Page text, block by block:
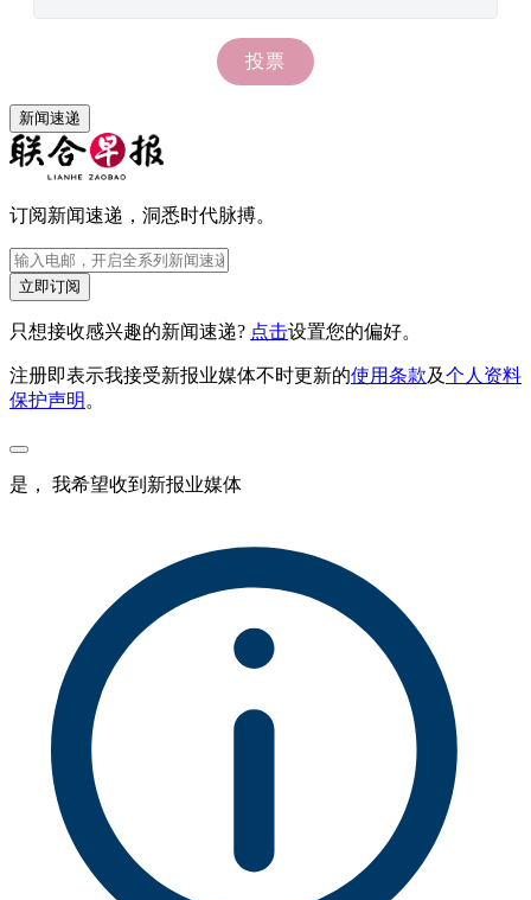
新闻速递
订阅新闻速递，洞悉时代脉搏。
立即订阅
只想接收感兴趣的新闻速递? 点击设置您的偏好。
注册即表示我接受新报业媒体不时更新的使用条款及个人资料
保护声明 。
是， 我希望收到新报业媒体